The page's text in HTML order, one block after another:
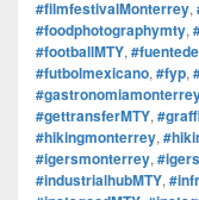
#filmfestivalMonterrey,
#foodphotographymty,
#footballMTY,
#futbolmexicano, #fyp,
#gettransferMTY,
#hikingmonterrey,
#igersmonterrey,
#industrialhubMTY,